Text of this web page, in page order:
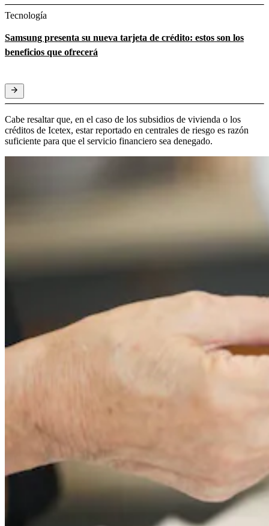
Tecnología
Samsung presenta su nueva tarjeta de crédito: estos son los
beneficios que ofrecerá
Cabe resaltar que, en el caso de los subsidios de vivienda o los
créditos de Icetex, estar reportado en centrales de riesgo es razón
suficiente para que el servicio financiero sea denegado.